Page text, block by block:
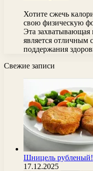
Хотите сжечь
свою физическую
Эта захватывающая
является отличным
поддержания
Свежие записи
Шницель рубленый!
17.12.2025